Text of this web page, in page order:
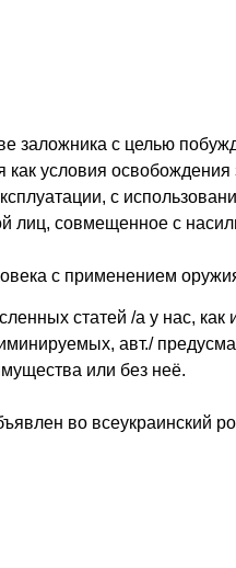
заложника с целью
условия освобождения
с
лиц, совмещенное с
с применением
статей /а у нас,
авт./
или без неё.
во всеукраинский